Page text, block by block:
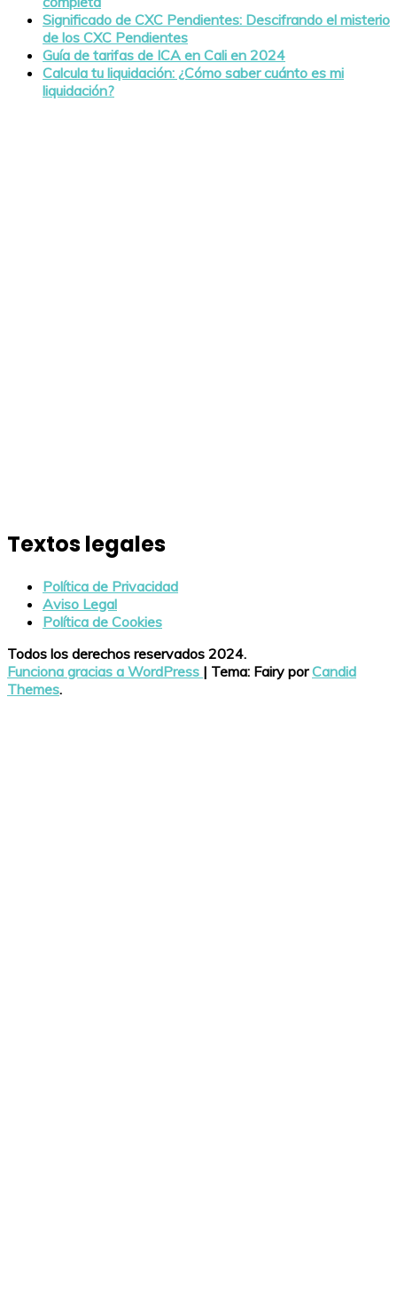
Significado de CXC Pendientes: Descifrando el misterio
de los CXC Pendientes
Guía de tarifas de ICA en Cali en 2024
Calcula tu liquidación: ¿Cómo saber cuánto es mi
liquidación?
Textos legales
Política de Privacidad
Aviso Legal
Política de Cookies
Todos los derechos reservados 2024.
Funciona gracias a WordPress | Tema: Fairy porCandid
Themes.